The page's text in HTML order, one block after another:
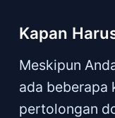
Kapan
Meskipun
ada beberapa
pertolongan